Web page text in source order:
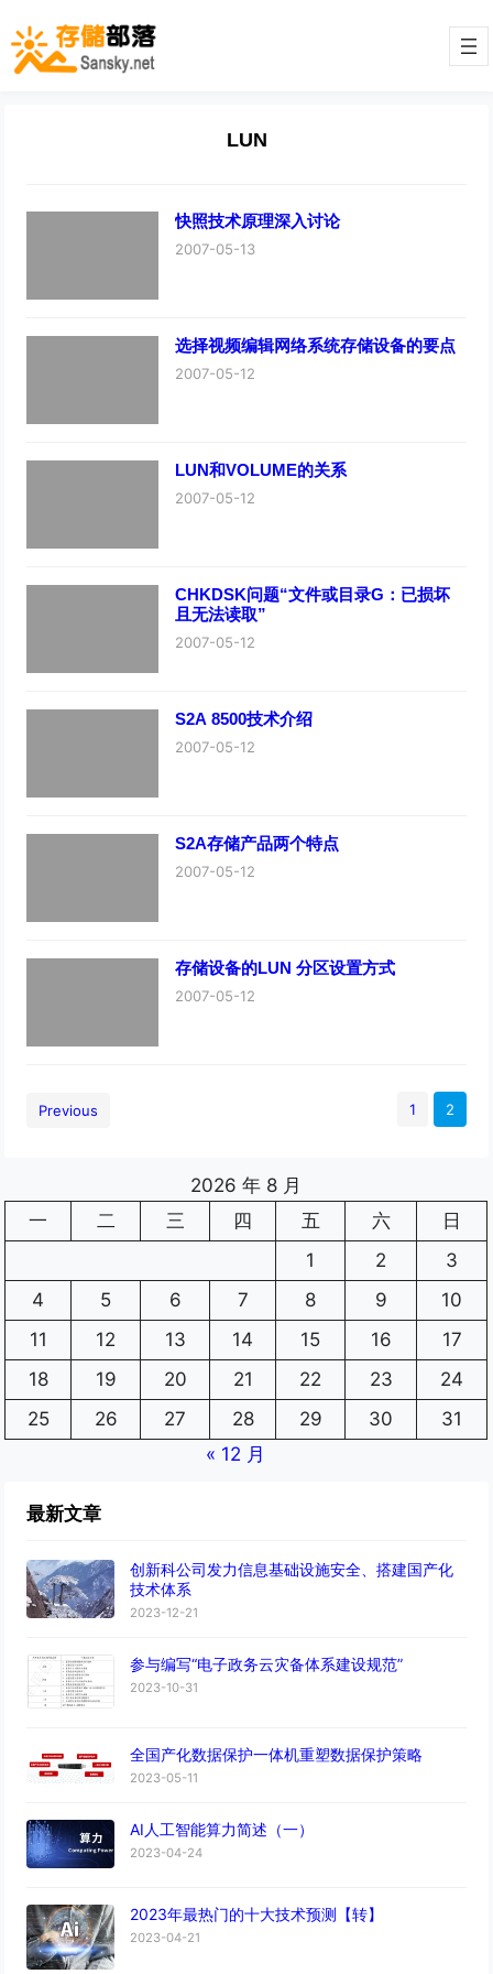
LUN
快照技术原理深入讨论
2007-05-13
选择视频编辑网络系统存储设备的要点
2007-05-12
LUN和VOLUME的关系
2007-05-12
CHKDSK问题“文件或目录G：已损坏
且无法读取”
2007-05-12
S2A 8500技术介绍
2007-05-12
S2A存储产品两个特点
2007-05-12
存储设备的LUN 分区设置方式
2007-05-12
Previous 1 2
2026 年 8 月
一
二 三 四 五 六
日
1
2
3
4
5 6 7 8 9
10
11
12 13 14 15 16
17
18
19 20 21 22 23
24
25
26 27 28 29 30
31
« 12 月
最新文章
创新科公司发力信息基础设施安全、搭建国产化
技术体系
2023-12-21
参与编写“电子政务云灾备体系建设规范”
2023-10-31
全国产化数据保护一体机重塑数据保护策略
2023-05-11
AI人工智能算力简述（一）
2023-04-24
2023年最热门的十大技术预测【转】
2023-04-21